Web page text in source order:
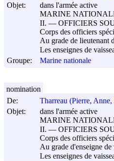
Objet:
dans l'armée active
MARINE
II. ― OFFICIERS
Corps des officiers
Au grade de lieutenant
Les enseignes de
Groupe:
Marine nationale
De:
Tharreau (Pierre, Anne,
Objet:
dans l'armée active
MARINE
II. ― OFFICIERS
Corps des officiers
Au grade d'enseigne de
Les enseignes de
nomination